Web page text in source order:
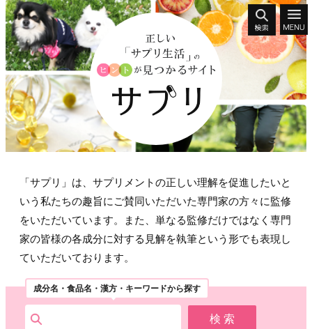
「サプリ」は、サプリメントの正しい理解を促進したいと
いう私たちの趣旨にご賛同いただいた専門家の方々に監修
をいただいています。また、単なる監修だけではなく専門
家の皆様の各成分に対する見解を執筆という形でも表現し
ていただいております。
成分名・食品名・漢方・キーワードから探す